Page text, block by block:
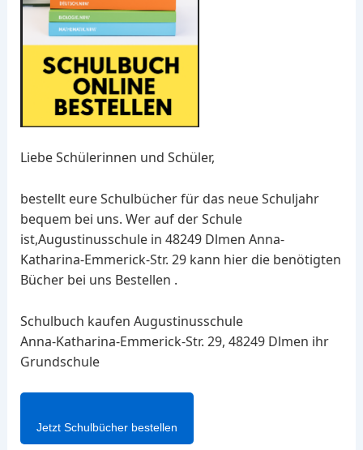
Liebe Schülerinnen und Schüler,
bestellt eure Schulbücher für das neue Schuljahr
bequem bei uns. Wer auf der Schule
ist,Augustinusschule in 48249 Dlmen Anna-
Katharina-Emmerick-Str. 29 kann hier die benötigten
Bücher bei uns Bestellen .
Schulbuch kaufen Augustinusschule
Anna-Katharina-Emmerick-Str. 29, 48249 Dlmen ihr
Grundschule
Jetzt Schulbücher bestellen